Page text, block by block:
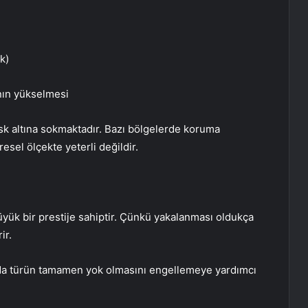
yükselmesi
altına sokmaktadır. Bazı bölgelerde koruma
ölçekte yeterli değildir.
bir prestije sahiptir. Çünkü yakalanması oldukça
türün tamamen yok olmasını engellemeye yardımcı